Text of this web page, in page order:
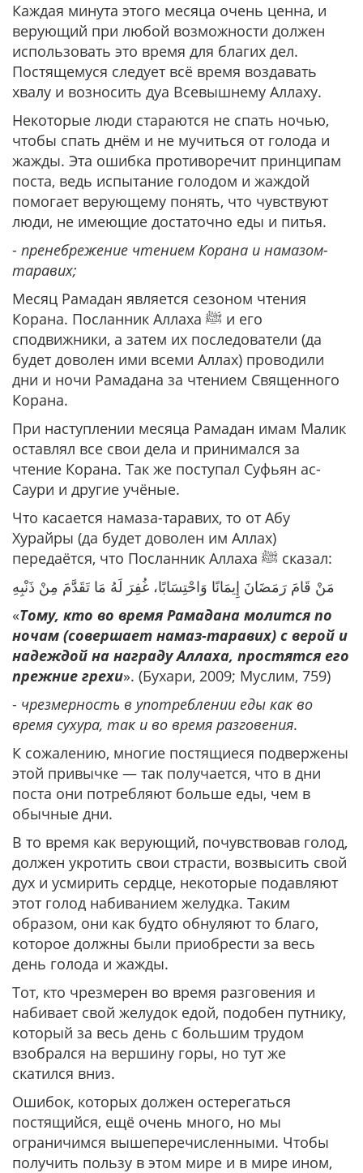
Каждая минута этого месяца очень ценна, и
верующий при любой возможности должен
использовать это время для благих дел.
Постящемуся следует всё время воздавать
хвалу и возносить дуа Всевышнему Аллаху.
Некоторые люди стараются не спать ночью,
чтобы спать днём и не мучиться от голода и
жажды. Эта ошибка противоречит принципам
поста, ведь испытание голодом и жаждой
помогает верующему понять, что чувствуют
люди, не имеющие достаточно еды и питья.
- пренебрежение чтением Корана и намазом-
таравих;
Месяц Рамадан является сезоном чтения
Корана. Посланник Аллаха ﷺ и его
сподвижники, а затем их последователи (да
будет доволен ими всеми Аллах) проводили
дни и ночи Рамадана за чтением Священного
Корана.
При наступлении месяца Рамадан имам Малик
оставлял все свои дела и принимался за
чтение Корана. Так же поступал Суфьян ас-
Саури и другие учёные.
Что касается намаза-таравих, то от Абу
Хурайры (да будет доволен им Аллах)
передаётся, что Посланник Аллаха ﷺ сказал:
مَنْ ‌قَامَ ‌رَمَضَانَ ‌إِيمَانًا وَاحْتِسَابًا، غُفِرَ لَهُ مَا تَقَدَّمَ مِنْ ذَنْبِهِ
«Тому, кто во время Рамадана молится по
ночам (совершает намаз-таравих) с верой и
надеждой на награду Аллаха, простятся его
прежние грехи». (Бухари, 2009; Муслим, 759)
- чрезмерность в употреблении еды как во
время сухура, так и во время разговения.
К сожалению, многие постящиеся подвержены
этой привычке — так получается, что в дни
поста они потребляют больше еды, чем в
обычные дни.
В то время как верующий, почувствовав голод,
должен укротить свои страсти, возвысить свой
дух и усмирить сердце, некоторые подавляют
этот голод набиванием желудка. Таким
образом, они как будто обнуляют то благо,
которое должны были приобрести за весь
день голода и жажды.
Тот, кто чрезмерен во время разговения и
набивает свой желудок едой, подобен путнику,
который за весь день с большим трудом
взобрался на вершину горы, но тут же
скатился вниз.
Ошибок, которых должен остерегаться
постящийся, ещё очень много, но мы
ограничимся вышеперечисленными. Чтобы
получить пользу в этом мире и в мире ином,